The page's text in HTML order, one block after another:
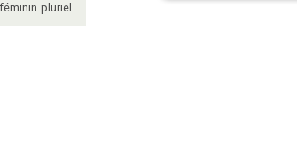
féminin pluriel